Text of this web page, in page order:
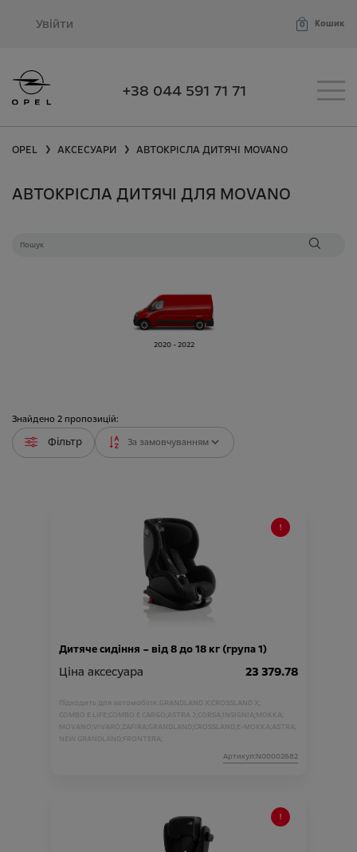
Увійти 0 Кошик
+38 044 591 71 71
OPEL ❯ АКСЕСУАРИ ❯ АВТОКРІСЛА ДИТЯЧІ MOVANO
АВТОКРІСЛА ДИТЯЧІ ДЛЯ MOVANO
2020 - 2022
Знайдено 2 пропозицій:
Фільтр
Дитяче сидіння – від 8 до 18 кг (група 1)
Ціна аксесуара 23 379.78
Підходить для автомобіля : GRANDLAND X; CROSSLAND X;
COMBO E LIFE; COMBO E CARGO; ASTRA J; CORSA; INSIGNIA; MOKKA;
MOVANO; VIVARO; ZAFIRA; GRANDLAND; CROSSLAND; E-MOKKA; ASTRA;
NEW GRANDLAND; FRONTERA;
Артикул:N00002682